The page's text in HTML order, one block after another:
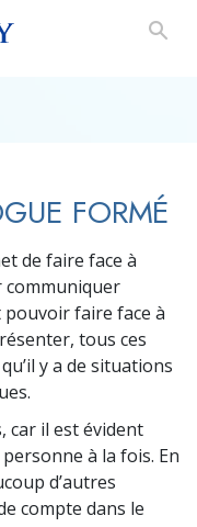
FORMÉ
de faire face à
communi­quer
faire face à
tous ces
y a de situations
car il est évident
à la fois. En
d’autres
compte dans le